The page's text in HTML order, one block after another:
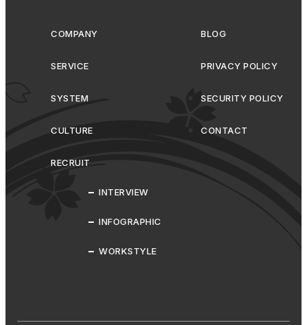
COMPANY
SERVICE
SYSTEM
CULTURE
RECRUIT
INTERVIEW
INFOGRAPHIC
WORKSTYLE
BLOG
PRIVACY POLICY
SECURITY POLICY
CONTACT